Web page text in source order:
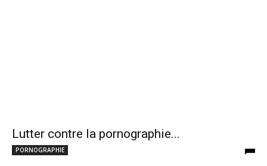
Lutter contre la pornographie...
PORNOGRAPHIE